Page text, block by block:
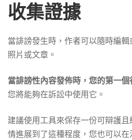
收集證據
當誹謗發生時，作者可以隨時編輯
照片或文章。
當誹謗性內容發佈時，您的第一個
您將能夠在訴訟中使用它。
建議使用工具來保存一份可辯護
情進展到了這種程度，您也可以在